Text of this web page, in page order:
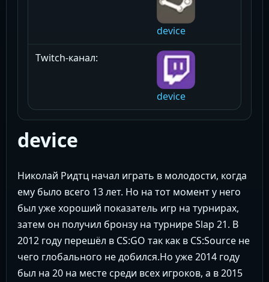
device
Twitch-канал:
device
device
Николай Ридтц начал играть в молодости, когда
ему было всего 13 лет. Но на тот момент у него
был уже хороший показатель игр на турнирах,
затем он получил бронзу на турнире Slap 21. В
2012 году перешёл в CS:GO так как в CS:Source не
чего глобального не добился.Но уже 2014 году
был на 20 на месте среди всех игроков, а в 2015